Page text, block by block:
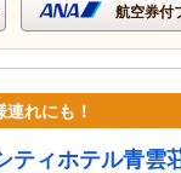
航空券付
れにも！
ティホテル青雲